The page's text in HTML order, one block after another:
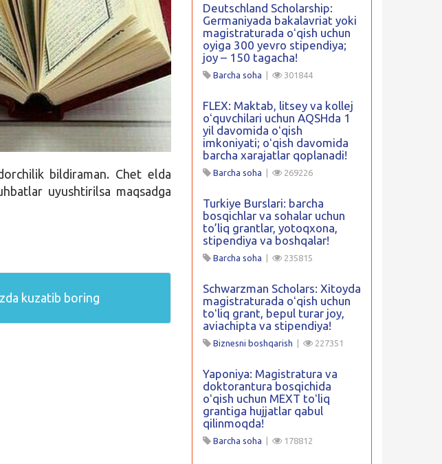
bildiraman. Chet elda
uyushtirilsa maqsadga
kuzatib boring
Deutschland Scholarship:
Germaniyada bakalavriat yoki
magistraturada oʻqish uchun
oyiga 300 yevro stipendiya;
joy – 150 tagacha!
Barcha soha 301844
FLEX: Maktab, litsey va kollej
oʻquvchilari uchun AQSHda 1
yil davomida oʻqish
imkoniyati; oʻqish davomida
barcha xarajatlar qoplanadi!
Barcha soha 269226
Turkiye Burslari: barcha
bosqichlar va sohalar uchun
to’liq grantlar, yotoqxona,
stipendiya va boshqalar!
Barcha soha 235815
Schwarzman Scholars: Xitoyda
magistraturada oʻqish uchun
toʻliq grant, bepul turar joy,
aviachipta va stipendiya!
Biznesni boshqarish 227351
Yaponiya: Magistratura va
doktorantura bosqichida
oʻqish uchun MEXT toʻliq
grantiga hujjatlar qabul
qilinmoqda!
Barcha soha 178812